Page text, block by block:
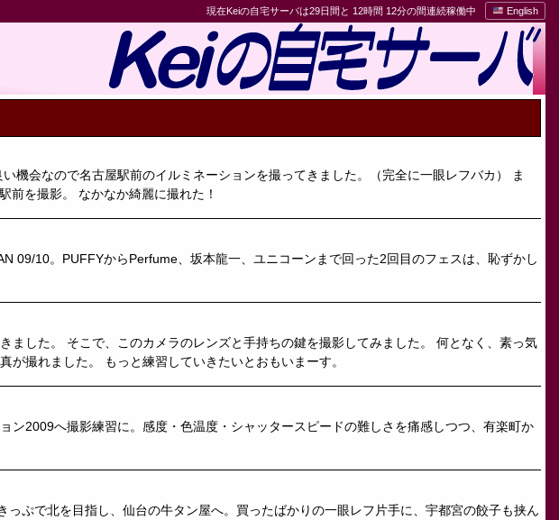
現在Keiの自宅サーバは29日間と 12時間 12分の間連続稼働中 English
機会なので名古屋駅前のイルミネーションを撮ってきました。（完全に一眼レフバカ） ま
前を撮影。 なかなか綺麗に撮れた！
09/10。PUFFYからPerfume、坂本龍一、ユニコーンまで回った2回目のフェスは、恥ずかし
ました。 そこで、このカメラのレンズと手持ちの鍵を撮影してみました。 何となく、素っ気
撮れました。 もっと練習していきたいとおもいまーす。
ン2009へ撮影練習に。感度・色温度・シャッタースピードの難しさを痛感しつつ、有楽町か
ぷで北を目指し、仙台の牛タン屋へ。買ったばかりの一眼レフ片手に、宇都宮の餃子も挟ん